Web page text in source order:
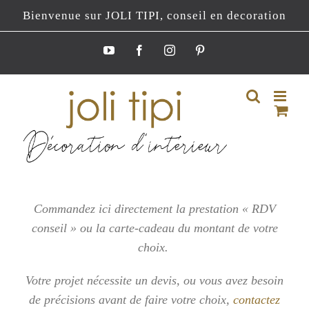
Passer
au
Bienvenue sur JOLI TIPI, conseil en decoration
YouTubeFacebookInstagramPinterest
Commandez ici directement la prestation « RDV
conseil » ou la carte-cadeau du montant de votre
choix.
Votre projet nécessite un devis, ou vous avez besoin
de précisions avant de faire votre choix, contactez